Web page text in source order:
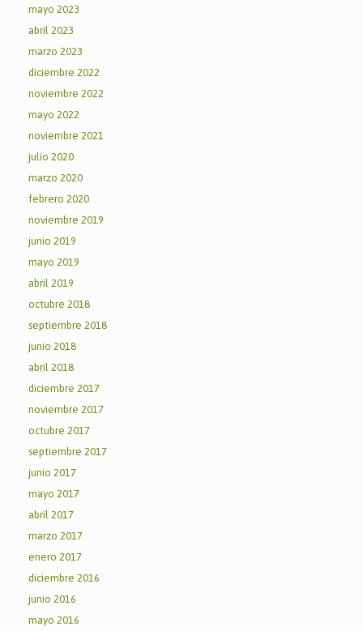
mayo 2023
abril 2023
marzo 2023
diciembre 2022
noviembre 2022
mayo 2022
noviembre 2021
julio 2020
marzo 2020
febrero 2020
noviembre 2019
junio 2019
mayo 2019
abril 2019
octubre 2018
septiembre 2018
junio 2018
abril 2018
diciembre 2017
noviembre 2017
octubre 2017
septiembre 2017
junio 2017
mayo 2017
abril 2017
marzo 2017
enero 2017
diciembre 2016
junio 2016
mayo 2016